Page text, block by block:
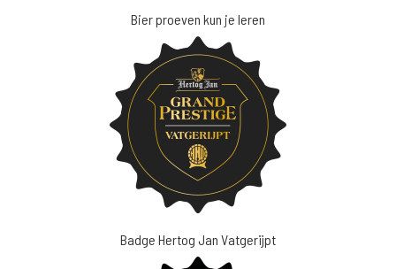
Bier proeven kun je leren
Badge Hertog Jan Vatgerijpt